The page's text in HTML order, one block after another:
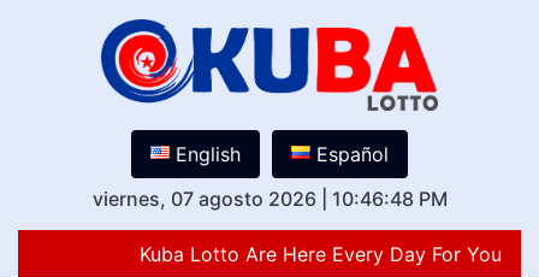
English
Español
viernes, 07 agosto 2026
10:46:48 PM
Kuba Lotto Are Here Every Day For You